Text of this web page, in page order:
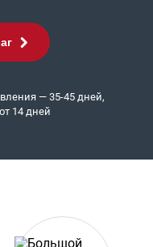
— 35-45 дней,
14 дней